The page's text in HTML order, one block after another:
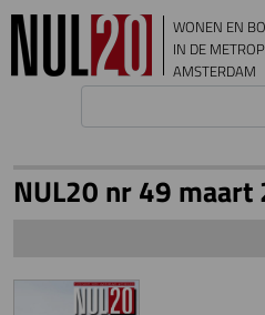
Overslaan en naar de inhoud gaan
WONEN EN
IN DE
AMSTERDAM
NUL20 nr 49 maart